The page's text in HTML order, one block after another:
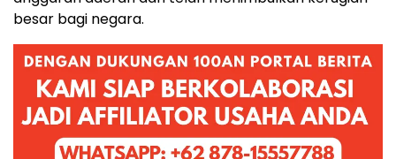
besar bagi negara.